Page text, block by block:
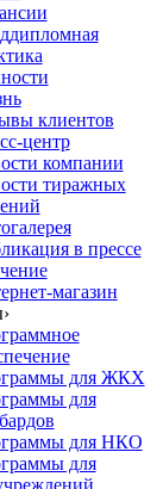
клиентов
центр
компании
тиражных
в прессе
магазин
›
для ЖКХ
для
для НКО
для